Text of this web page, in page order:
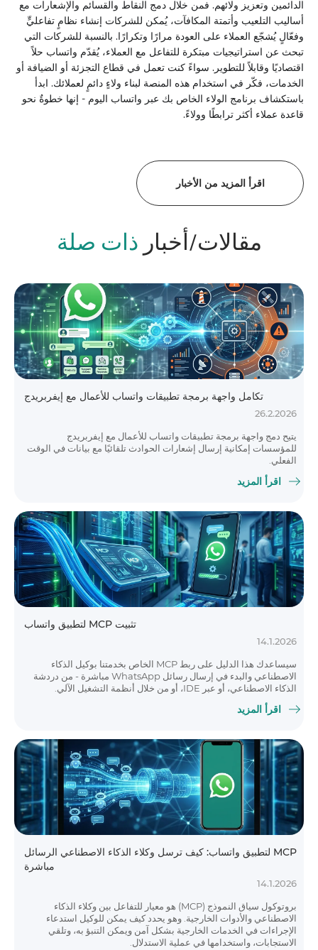
الدائمين وتعزيز ولائهم. فمن خلال دمج النقاط والقسائم والإشعارات مع
أساليب التلعيب وأتمتة المكافآت، يُمكن للشركات إنشاء نظامٍ تفاعليٍّ
وفعّالٍ يُشجّع العملاء على العودة مرارًا وتكرارًا. بالنسبة للشركات التي
تبحث عن استراتيجيات مبتكرة للتفاعل مع العملاء، يُقدّم واتساب حلاً
اقتصاديًا وقابلاً للتطوير. سواءً كنت تعمل في قطاع التجزئة أو الضيافة أو
الخدمات، فكّر في استخدام هذه المنصة لبناء ولاءٍ دائمٍ لعملائك. ابدأ
باستكشاف برنامج الولاء الخاص بك عبر واتساب اليوم - إنها خطوةٌ نحو
قاعدة عملاء أكثر ترابطًا وولاءً.
اقرأ المزيد من الأخبار
مقالات/أخبار ذات صلة
تكامل واجهة برمجة تطبيقات واتساب للأعمال مع إيفربريدج
26.2.2026
يتيح دمج واجهة برمجة تطبيقات واتساب للأعمال مع إيفربريدج
للمؤسسات إمكانية إرسال إشعارات الحوادث تلقائيًا مع بيانات في الوقت
الفعلي.
اقرأ المزيد
تثبيت MCP لتطبيق واتساب
14.1.2026
سيساعدك هذا الدليل على ربط MCP الخاص بخدمتنا بوكيل الذكاء
الاصطناعي والبدء في إرسال رسائل WhatsApp مباشرة - من دردشة
الذكاء الاصطناعي، أو عبر IDE، أو من خلال أنظمة التشغيل الآلي.
اقرأ المزيد
MCP لتطبيق واتساب: كيف ترسل وكلاء الذكاء الاصطناعي الرسائل
مباشرة
14.1.2026
بروتوكول سياق النموذج (MCP) هو معيار للتفاعل بين وكلاء الذكاء
الاصطناعي والأدوات الخارجية. وهو يحدد كيف يمكن للوكيل استدعاء
الإجراءات في الخدمات الخارجية بشكل آمن ويمكن التنبؤ به، وتلقي
الاستجابات، واستخدامها في عملية الاستدلال.